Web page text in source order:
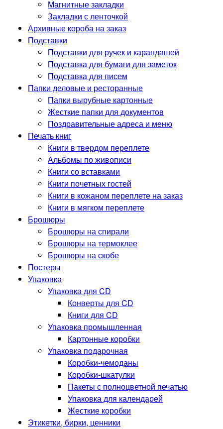
Магнитные закладки
Закладки с ленточкой
Архивные короба на заказ
Подставки
Подставки для ручек и карандашей
Подставка для бумаги для заметок
Подставка для писем
Папки деловые и ресторанные
Папки вырубные картонные
Жесткие папки для документов
Поздравительные адреса и меню
Печать книг
Книги в твердом переплете
Альбомы по живописи
Книги со вставками
Книги почетных гостей
Книги в кожаном переплете на заказ
Книги в мягком переплете
Брошюры
Брошюры на спирали
Брошюры на термоклее
Брошюры на скобе
Постеры
Упаковка
Упаковка для CD
Конверты для CD
Книги для CD
Упаковка промышленная
Картонные коробки
Упаковка подарочная
Коробки-чемоданы
Коробки-шкатулки
Пакеты с полноцветной печатью
Упаковка для календарей
Жесткие коробки
Этикетки, бирки, ценники